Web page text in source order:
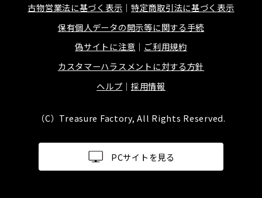
古物営業法に基づく表示
特定商取引法に基づく表示
保有個人データの開示等に関する手続
偽サイトに注意
ご利用規約
カスタマーハラスメントに対する方針
ヘルプ
採用情報
（C）Treasure Factory, All Rights Reserved.
PCサイトを見る